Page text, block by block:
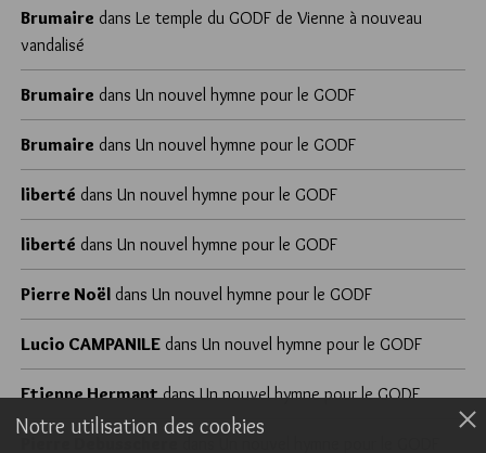
Brumaire dans Le temple du GODF de Vienne à nouveau
vandalisé
Brumaire dans Un nouvel hymne pour le GODF
Brumaire dans Un nouvel hymne pour le GODF
liberté dans Un nouvel hymne pour le GODF
liberté dans Un nouvel hymne pour le GODF
Pierre Noël dans Un nouvel hymne pour le GODF
Lucio CAMPANILE dans Un nouvel hymne pour le GODF
Etienne HermantdansUn nouvel hymne pour le GODF
Notre utilisation des cookies